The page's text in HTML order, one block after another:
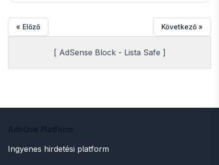
« Előző Következő »
[ AdSense Block - Lista Safe ]
Ingyenes hirdetési platform